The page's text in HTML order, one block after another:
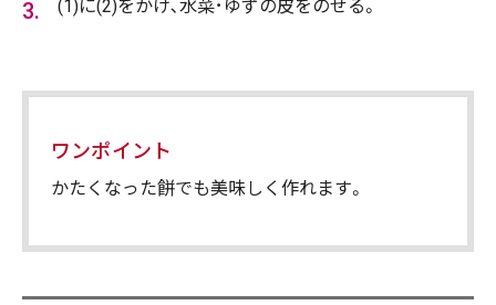
(1)に(2)をかけ､水菜･ゆずの皮をのせる。
ワンポイント
かたくなった餅でも美味しく作れます。